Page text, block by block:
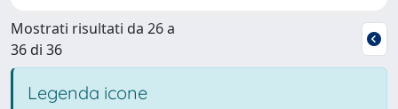
Mostrati risultati da 26 a
36 di 36
Legenda icone